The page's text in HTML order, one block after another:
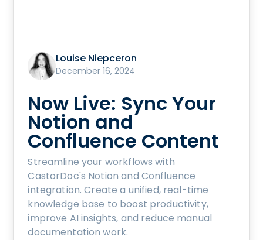
Louise Niepceron
December 16, 2024
Now Live: Sync Your
Notion and
Confluence Content
Streamline your workflows with
CastorDoc's Notion and Confluence
integration. Create a unified, real-time
knowledge base to boost productivity,
improve AI insights, and reduce manual
documentation work.